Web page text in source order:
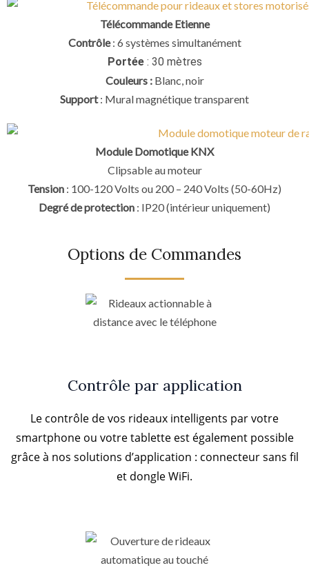
Télécommande Etienne
Contrôle: 6 systèmes simultanément
Portée: 30 mètres
Couleurs :Blanc, noir
Support: Mural magnétique transparent
Module Domotique KNX
Clipsable au moteur
Tension : 100-120 Volts ou 200 – 240 Volts (50-60Hz)
Degré de protection : IP20 (intérieur uniquement)
Options de Commandes
Contrôle par application
Le contrôle de vos rideaux intelligents par votre
smartphone ou votre tablette est également possible
grâce à nos solutions d’application : connecteur sans fil
et dongle WiFi.